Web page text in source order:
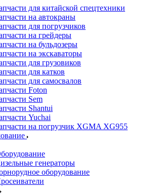
для китайской спецтехники
на автокраны
для погрузчиков
на грейдеры
на бульдозеры
на экскаваторы
для грузовиков
для катков
для самосвалов
Foton
Sem
Shantui
Yuchai
на погрузчик XGMA XG955
генераторы
оборудование